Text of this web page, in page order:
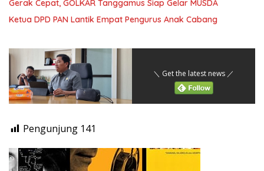
Gerak Cepat, GOLKAR Tanggamus Siap Gelar MUSDA
Ketua DPD PAN Lantik Empat Pengurus Anak Cabang
＼ Get the latest news ／
Pengunjung 141